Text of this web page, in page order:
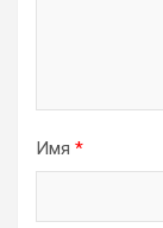
Имя *